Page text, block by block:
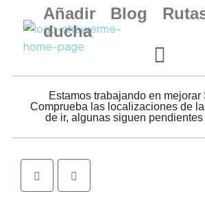
Añadir
ducha
Blog
Estamos trabajando en mejorar
Comprueba las localizaciones de
de ir, algunas siguen